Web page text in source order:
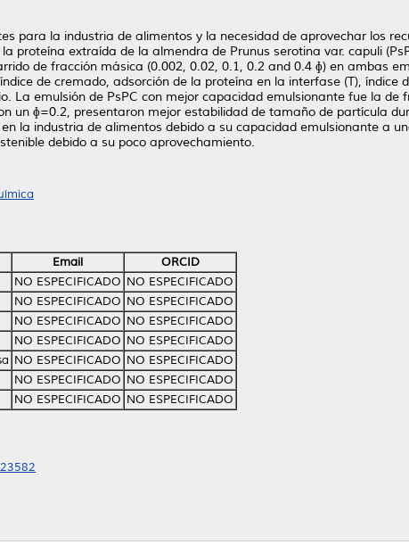
para la industria de alimentos y la necesidad de aprovechar los
proteína extraída de la almendra de Prunus serotina var. capuli
de fracción másica (0.002, 0.02, 0.1, 0.2 and 0.4 ɸ) en ambas
de cremado, adsorción de la proteína en la interfase (T), índice
La emulsión de PsPC con mejor capacidad emulsionante fue la de
un ɸ=0.2, presentaron mejor estabilidad de tamaño de partícula
la industria de alimentos debido a su capacidad emulsionante a
debido a su poco aprovechamiento.
Email
ORCID
NO ESPECIFICADO NO ESPECIFICADO
NO ESPECIFICADO NO ESPECIFICADO
NO ESPECIFICADO NO ESPECIFICADO
NO ESPECIFICADO NO ESPECIFICADO
NO ESPECIFICADO NO ESPECIFICADO
NO ESPECIFICADO NO ESPECIFICADO
NO ESPECIFICADO NO ESPECIFICADO